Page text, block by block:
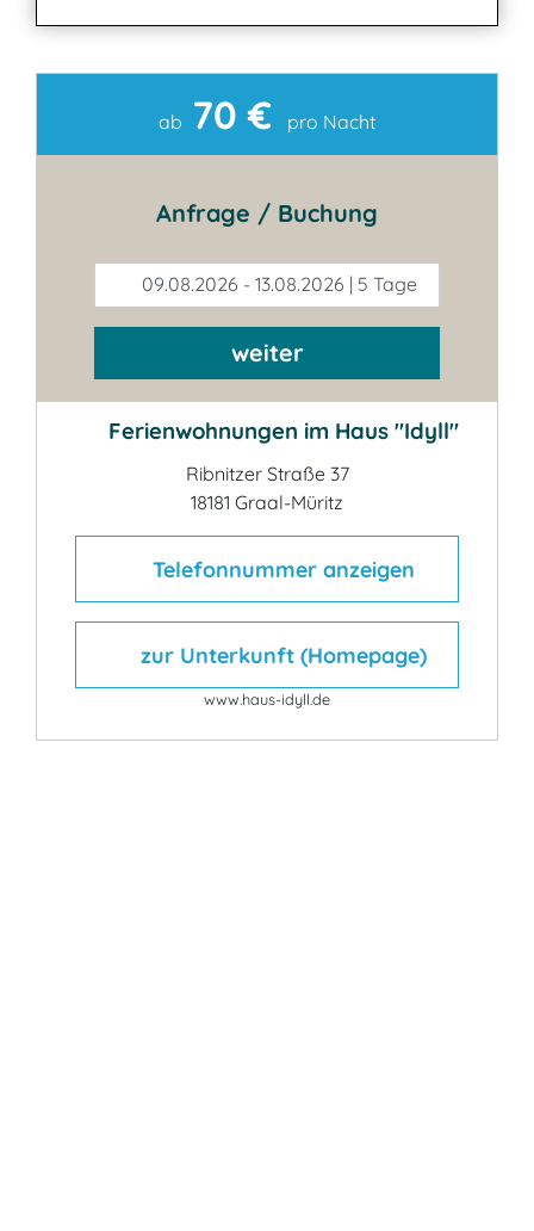
Kontakt
ab 70 € pro Nacht
Anfrage / Buchung
09.08.2026 - 13.08.2026 | 5 Tage
weiter
Ferienwohnungen im Haus "Idyll"
Ribnitzer Straße 37
18181 Graal-Müritz
Telefonnummer anzeigen
zur Unterkunft (Homepage)
www.haus-idyll.de